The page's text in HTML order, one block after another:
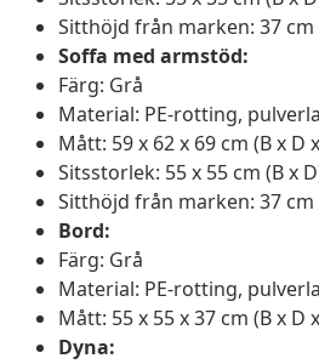
Sitthöjd från marken: 37 cm
Soffa med armstöd:
Färg: Grå
Material: PE-rotting,
Mått: 59 x 62 x 69 cm (B x D
Sitsstorlek: 55 x 55 cm (B x
Sitthöjd från marken: 37 cm
Bord:
Färg: Grå
Material: PE-rotting,
Mått: 55 x 55 x 37 cm (B x D
Dyna: